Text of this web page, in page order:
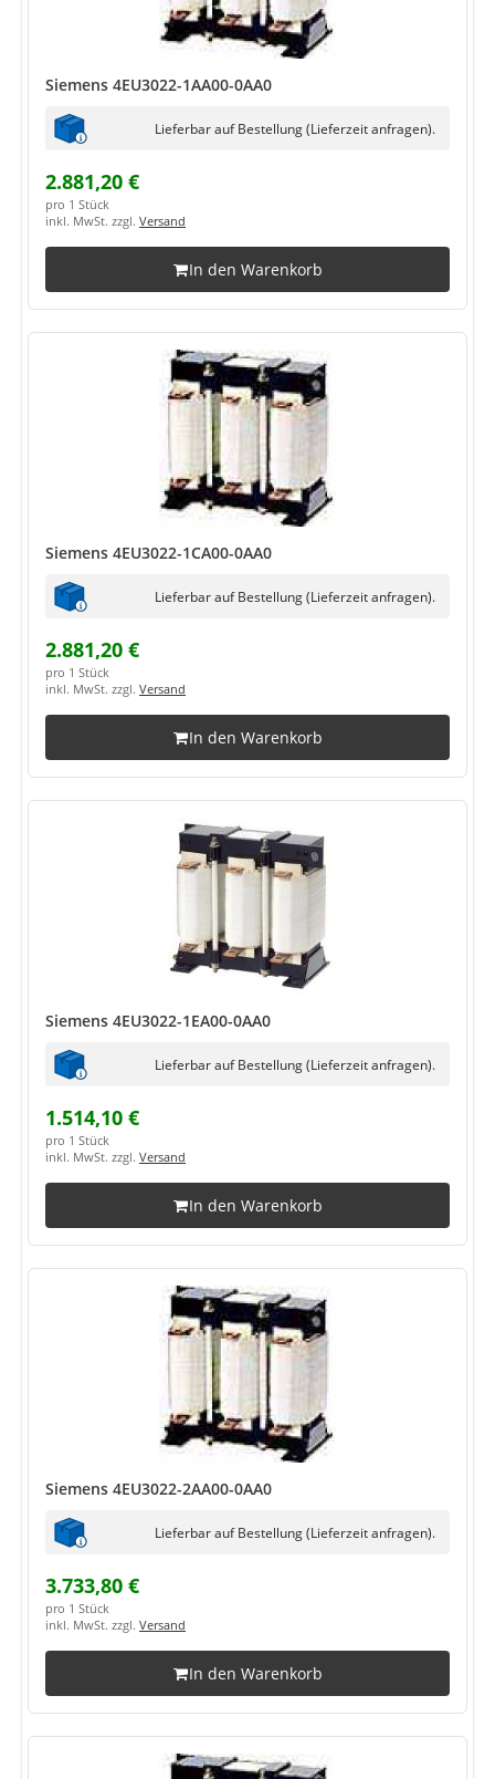
Siemens 4EU3022-1AA00-0AA0
Lieferbar auf Bestellung (Lieferzeit anfragen).
2.881,20 €
pro 1 Stück
inkl. MwSt. zzgl. Versand
In den Warenkorb
Siemens 4EU3022-1CA00-0AA0
Lieferbar auf Bestellung (Lieferzeit anfragen).
2.881,20 €
pro 1 Stück
inkl. MwSt. zzgl. Versand
In den Warenkorb
Siemens 4EU3022-1EA00-0AA0
Lieferbar auf Bestellung (Lieferzeit anfragen).
1.514,10 €
pro 1 Stück
inkl. MwSt. zzgl. Versand
In den Warenkorb
Siemens 4EU3022-2AA00-0AA0
Lieferbar auf Bestellung (Lieferzeit anfragen).
3.733,80 €
pro 1 Stück
inkl. MwSt. zzgl. Versand
In den Warenkorb